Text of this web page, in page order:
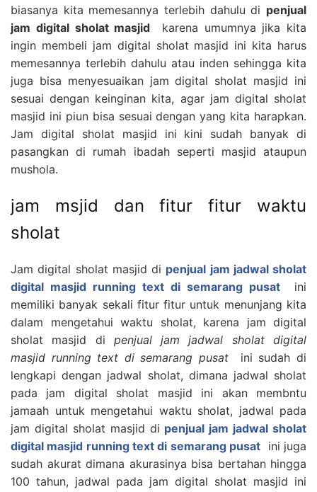
biasanya kita memesannya terlebih dahulu di penjual
jam digital sholat masjid
karena umumnya jika kita
ingin membeli jam digital sholat masjid ini kita harus
memesannya terlebih dahulu atau inden sehingga kita
juga bisa menyesuaikan jam digital sholat masjid ini
sesuai dengan keinginan kita, agar jam digital sholat
masjid ini piun bisa sesuai dengan yang kita harapkan.
Jam digital sholat masjid ini kini sudah banyak di
pasangkan di rumah ibadah seperti masjid ataupun
mushola.
jam msjid dan fitur fitur waktu
sholat
Jam digital sholat masjid di penjual jam jadwal sholat
digital masjid running text di semarang pusat
ini
memiliki banyak sekali fitur fitur untuk menunjang kita
dalam mengetahui waktu sholat, karena jam digital
sholat masjid di penjual jam jadwal sholat digital
masjid running text di semarang pusatini sudah di
lengkapi dengan jadwal sholat, dimana jadwal sholat
pada jam digital sholat masjid ini akan membntu
jamaah untuk mengetahui waktu sholat, jadwal pada
jam digital sholat masjid di penjual jam jadwal sholat
digital masjid running text di semarang pusat ini juga
sudah akurat dimana akurasinya bisa bertahan hingga
100 tahun, jadwal pada jam digital sholat masjid ini